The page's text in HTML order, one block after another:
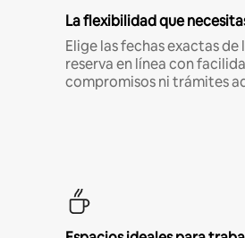
La flexibilidad que
Elige las fechas exactas de
reserva en línea con
compromisos ni trámites